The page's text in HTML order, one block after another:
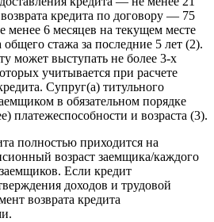
кредита по договору — 75
6 месяцев на текущем месте
стажа за последние 5 лет (2).
может выступать не более 3-х
учитывается при расчете
Супруг(а) титульного
в обязательном порядке
платежеспособности и возраста (3).
полностью приходится на
возраст заемщика/каждого
Если кредит
доходов и трудовой
возврата кредита